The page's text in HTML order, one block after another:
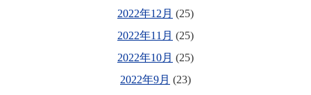
2022年12月 (25)
2022年11月 (25)
2022年10月 (25)
2022年9月 (23)